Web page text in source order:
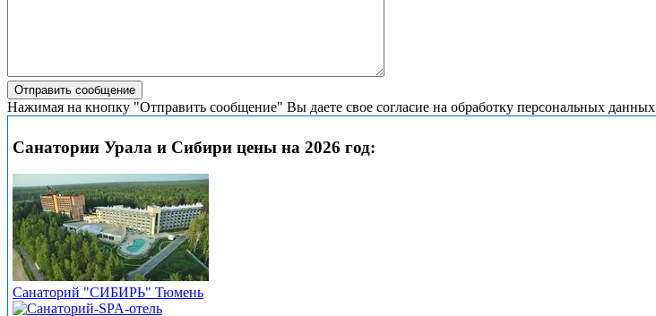
Нажимая на кнопку "Отправить сообщение" Вы даете свое согласие на обработку персональных данных
Санатории Урала и Сибири цены на 2026 год:
Санаторий "СИБИРЬ" Тюмень